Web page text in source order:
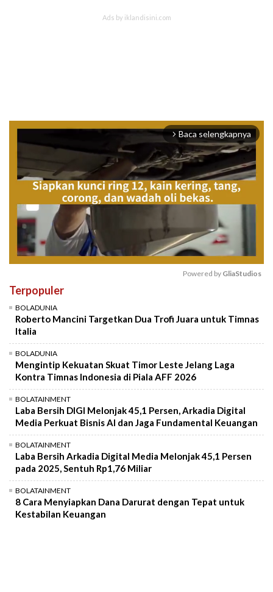
arrow_forward_ios Baca selengkapnya
Powered by GliaStudios
Terpopuler
BOLADUNIA
Roberto Mancini Targetkan Dua Trofi Juara untuk Timnas
Italia
BOLADUNIA
Mengintip Kekuatan Skuat Timor Leste Jelang Laga
Kontra Timnas Indonesia di Piala AFF 2026
BOLATAINMENT
Laba Bersih DIGI Melonjak 45,1 Persen, Arkadia Digital
Media Perkuat Bisnis AI dan Jaga Fundamental Keuangan
BOLATAINMENT
Laba Bersih Arkadia Digital Media Melonjak 45,1 Persen
pada 2025, Sentuh Rp1,76 Miliar
BOLATAINMENT
8 Cara Menyiapkan Dana Darurat dengan Tepat untuk
Kestabilan Keuangan